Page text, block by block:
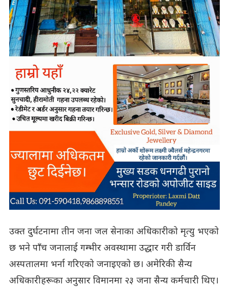
उक्त दुर्घटनामा तीन जना जल सेनाका अधिकारीको मृत्यु भएको
छ भने पाँच जनालाई गम्भीर अवस्थामा उद्धार गरी डार्विन
अस्पतालमा भर्ना गरिएको जनाइएको छ। अमेरिकी सैन्य
अधिकारीहरूका अनुसार विमानमा २३ जना सैन्य कर्मचारी थिए।